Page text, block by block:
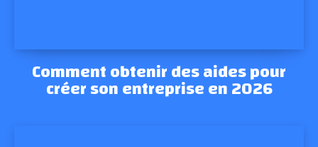
Comment obtenir des aides pour
créer son entreprise en 2026